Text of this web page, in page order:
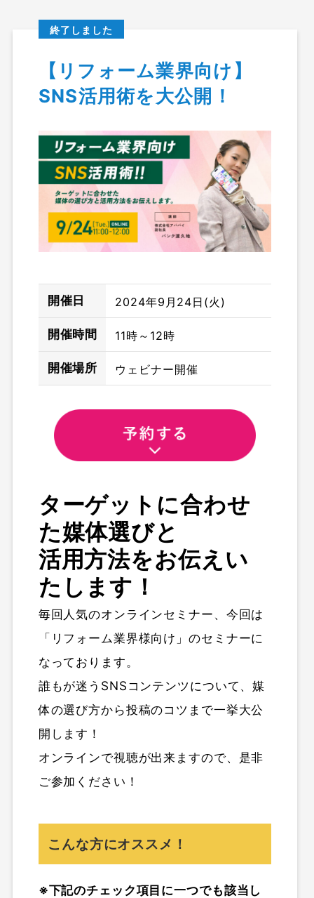
イベント＆セミナー情報
終了しました
【リフォーム業界向け】
SNS活用術を大公開！
開催日 2024年9月24日(火)
開催時間 11時～12時
開催場所 ウェビナー開催
ターゲットに合わせ
た媒体選びと
活用方法をお伝えい
たします！
毎回人気のオンラインセミナー、今回は
「リフォーム業界様向け」のセミナーに
なっております。
誰もが迷うSNSコンテンツについて、媒
体の選び方から投稿のコツまで一挙大公
開します！
オンラインで視聴が出来ますので、是非
ご参加ください！
こんな方にオススメ！
※下記のチェック項目に一つでも該当し